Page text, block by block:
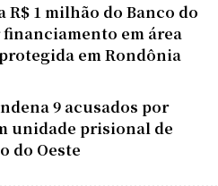
R$ 1 milhão do Banco do
em área
em Rondônia
9 acusados por
unidade prisional de
do Oeste